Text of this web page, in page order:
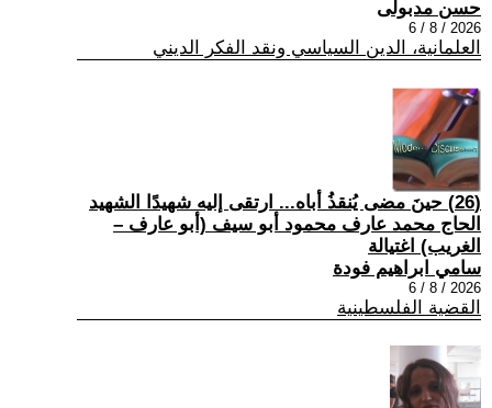
حسن مدبولى
2026 / 8 / 6
العلمانية، الدين السياسي ونقد الفكر الديني
(26) حينَ مضى يُنقذُ أباه... ارتقى إليه شهيدًا الشهيد
الحاج محمد عارف محمود أبو سيف (أبو عارف –
الغريب) اغتيالة
سامي ابراهيم فودة
2026 / 8 / 6
القضية الفلسطينية